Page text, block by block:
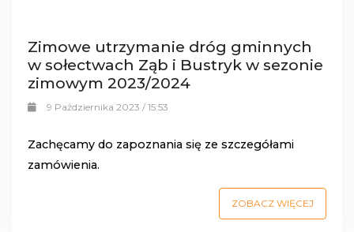
Zimowe utrzymanie dróg gminnych
w sołectwach Ząb i Bustryk w sezonie
zimowym 2023/2024
9 Października 2023 / 15:53
Zachęcamy do zapoznania się ze szczegółami
zamówienia.
ZOBACZ WIĘCEJ